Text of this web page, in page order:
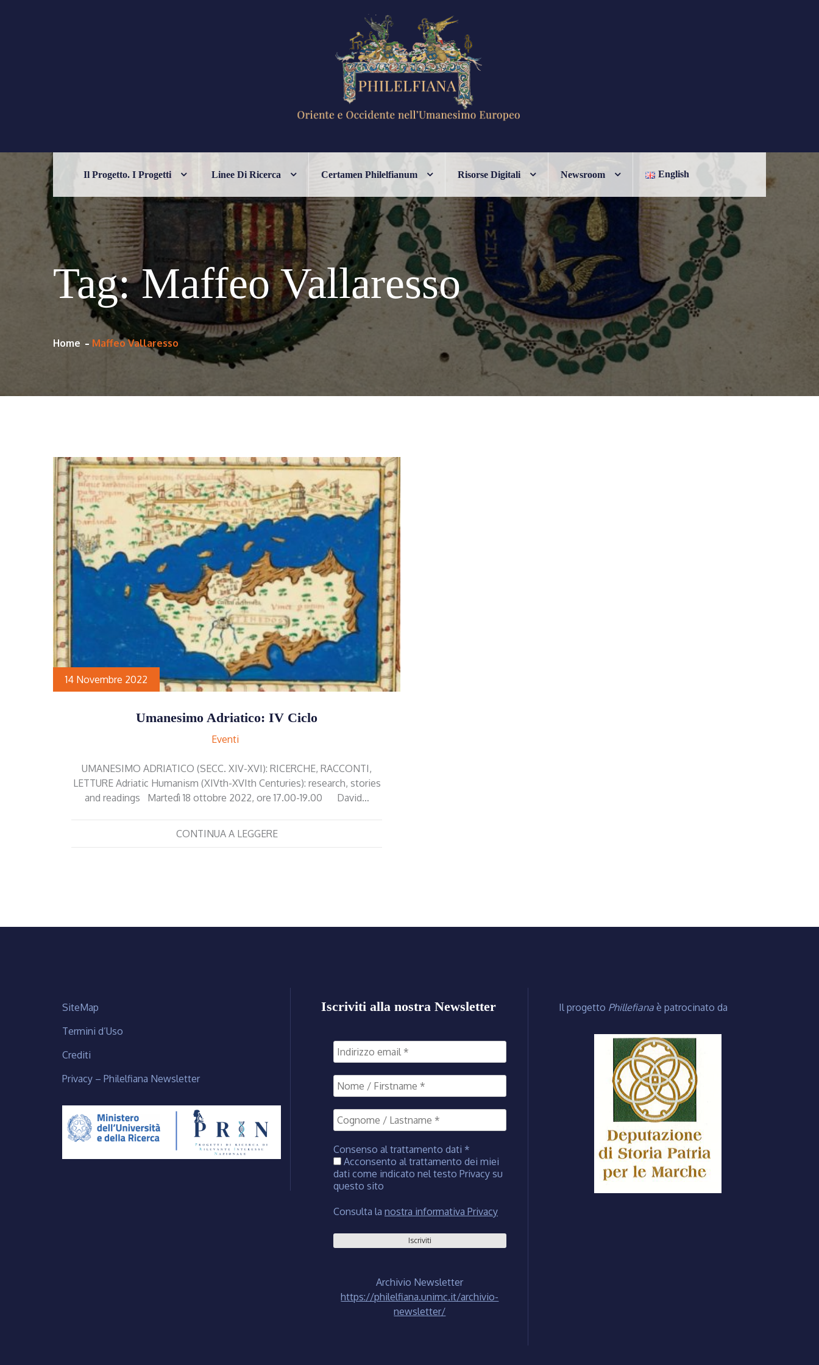
Il Progetto. I Progetti Linee Di Ricerca Certamen Philelfianum Risorse Digitali Newsroom English
Tag:Maffeo Vallaresso
Home Maffeo Vallaresso
14 Novembre 2022
Umanesimo Adriatico: IV Ciclo
Eventi
UMANESIMO ADRIATICO (SECC. XIV-XVI): RICERCHE, RACCONTI,
LETTURE Adriatic Humanism (XIVth-XVIth Centuries): research, stories
and readings Martedì 18 ottobre 2022, ore 17.00-19.00 David…
CONTINUA A LEGGERE
SiteMap
Termini d’Uso
Crediti
Privacy – Philelfiana Newsletter
Iscriviti alla nostra Newsletter
Consenso al trattamento dati *
Acconsento al trattamento dei miei
dati come indicato nel testo Privacy su
questo sito
Consulta la nostra informativa Privacy
Archivio Newsletter
https://philelfiana.unimc.it/archivio-
newsletter/
Il progetto Phillefiana è patrocinato da